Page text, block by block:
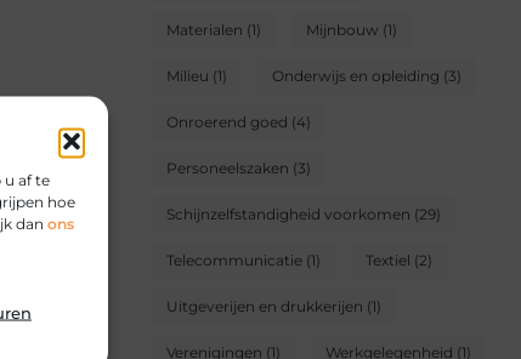
u af te
hoe
dan ons
Materialen (1) Mijnbouw (1)
Milieu (1) Onderwijs en opleiding (3)
Onroerend goed (4)
Personeelszaken (3)
Schijnzelfstandigheid voorkomen (29)
Telecommunicatie (1) Textiel (2)
Uitgeverijen en drukkerijen (1)
Verenigingen (1) Werkgelegenheid (1)